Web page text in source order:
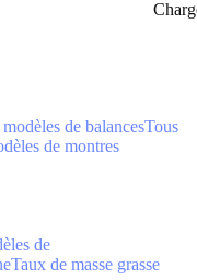
de balancesTous
de montres
de
Taux de masse grasse